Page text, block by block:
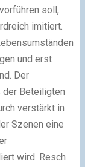
soll,
imitiert.
und erst
Der
der Beteiligten
verstärkt in
Szenen eine
wird. Resch